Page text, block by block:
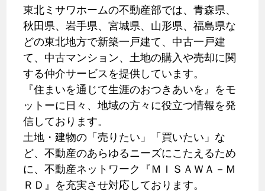
東北ミサワホームの不動産部では、青森県、
秋田県、岩手県、宮城県、山形県、福島県な
どの東北地方で新築一戸建て、中古一戸建
て、中古マンション、土地の購入や売却に関
する仲介サービスを提供しています。
『住まいを通じて生涯のおつきあいを』をモ
ットーに日々、地域の方々に役立つ情報を発
信しております。
土地・建物の「売りたい」「買いたい」な
ど、不動産のあらゆるニーズにこたえるため
に、不動産ネットワーク『ＭＩＳＡＷＡ－Ｍ
ＲＤ』を充実させ対応しております。